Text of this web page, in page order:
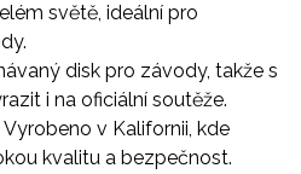
světě, ideální pro
disk pro závody, takže s
i na oficiální soutěže.
Vyrobeno v Kalifornii, kde
kvalitu a bezpečnost.